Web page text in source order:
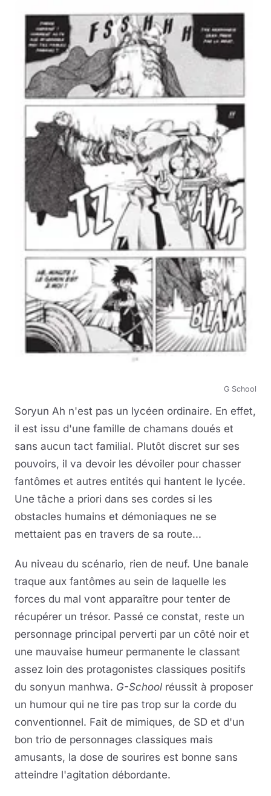
G School
Soryun Ah n'est pas un lycéen ordinaire. En effet,
il est issu d'une famille de chamans doués et
sans aucun tact familial. Plutôt discret sur ses
pouvoirs, il va devoir les dévoiler pour chasser
fantômes et autres entités qui hantent le lycée.
Une tâche a priori dans ses cordes si les
obstacles humains et démoniaques ne se
mettaient pas en travers de sa route...
Au niveau du scénario, rien de neuf. Une banale
traque aux fantômes au sein de laquelle les
forces du mal vont apparaître pour tenter de
récupérer un trésor. Passé ce constat, reste un
personnage principal perverti par un côté noir et
une mauvaise humeur permanente le classant
assez loin des protagonistes classiques positifs
du sonyun manhwa. G-School réussit à proposer
un humour qui ne tire pas trop sur la corde du
conventionnel. Fait de mimiques, de SD et d'un
bon trio de personnages classiques mais
amusants, la dose de sourires est bonne sans
atteindre l'agitation débordante.